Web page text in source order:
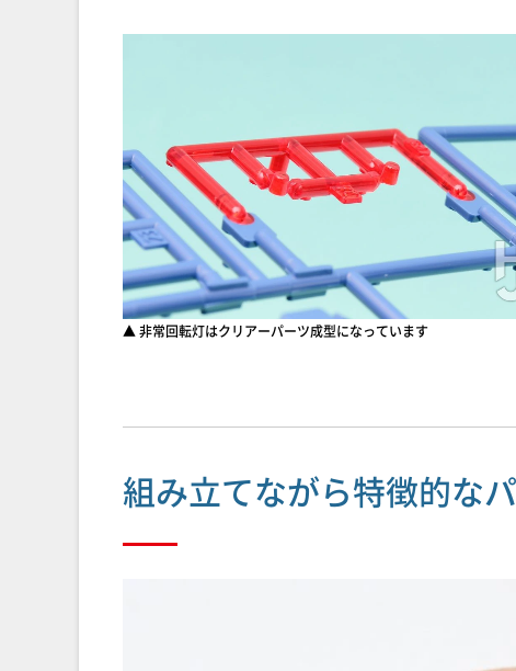
▲ 非常回転灯はクリアーパーツ成型になっています
組み立てながら特徴的な